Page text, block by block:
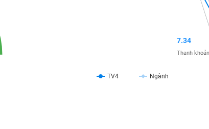
TV4 Ngành
7.34
Thanh khoản